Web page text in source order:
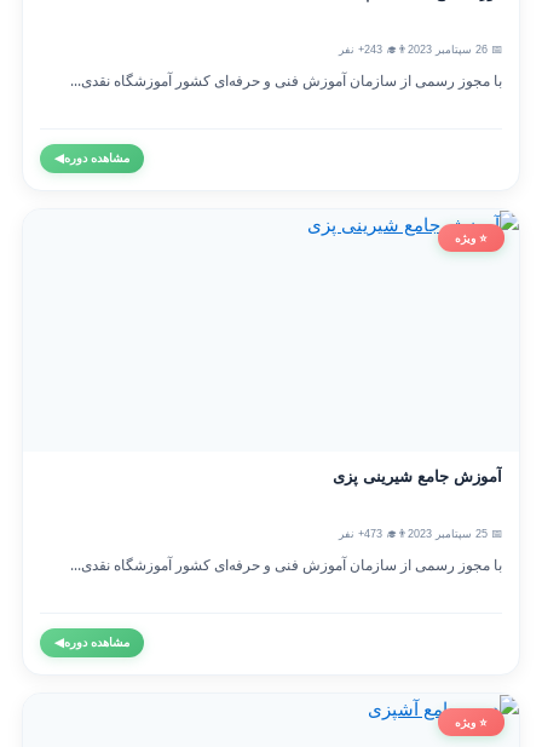
👨‍🎓 243+ نفر
با مجوز رسمی از سازمان آموزش فنی و حرفه‌ای کشور آموزشگاه نقدی...
مشاهده دوره◀
⭐ ویژه
آموزش جامع شیرینی پزی
👨‍🎓 473+ نفر
با مجوز رسمی از سازمان آموزش فنی و حرفه‌ای کشور آموزشگاه نقدی...
مشاهده دوره◀
⭐ ویژه